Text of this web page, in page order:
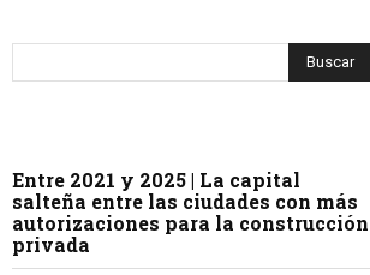
Entre 2021 y 2025 | La capital
salteña entre las ciudades con más
autorizaciones para la construcción
privada